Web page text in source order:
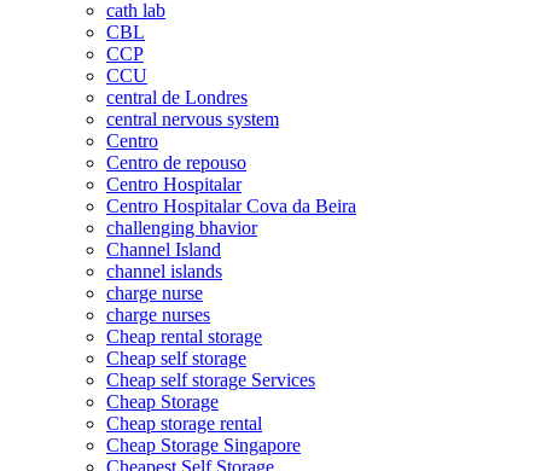
cath lab
CBL
CCP
CCU
central de Londres
central nervous system
Centro
Centro de repouso
Centro Hospitalar
Centro Hospitalar Cova da Beira
challenging bhavior
Channel Island
channel islands
charge nurse
charge nurses
Cheap rental storage
Cheap self storage
Cheap self storage Services
Cheap Storage
Cheap storage rental
Cheap Storage Singapore
Cheapest Self Storage